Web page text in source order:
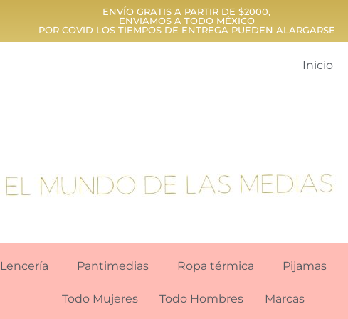
ENVÍO GRATIS A PARTIR DE $2000,
ENVIAMOS A TODO MÉXICO
POR COVID LOS TIEMPOS DE ENTREGA PUEDEN ALARGARSE
Inicio
Lencería Pantimedias Ropa térmica Pijamas
Todo Mujeres Todo Hombres Marcas